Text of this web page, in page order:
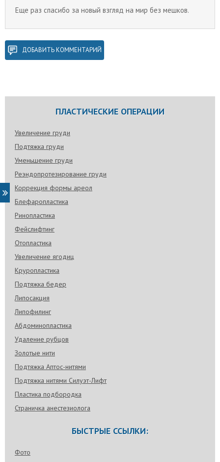
Еще раз спасибо за новый взгляд на мир без мешков.
ДОБАВИТЬ КОММЕНТАРИЙ
ПЛАСТИЧЕСКИЕ ОПЕРАЦИИ
Увеличение груди
Подтяжка груди
Уменьшение груди
Реэндопротезирование груди
Коррекция формы ареол
Блефаропластика
Ринопластика
Фейслифтинг
Отопластика
Увеличение ягодиц
Круропластика
Подтяжка бедер
Липосакция
Липофилинг
Абдоминопластика
Удаление рубцов
Золотые нити
Подтяжка Аптос-нитями
Подтяжка нитями Силуэт-Лифт
Пластика подбородка
Страничка анестезиолога
БЫСТРЫЕ ССЫЛКИ:
Фото